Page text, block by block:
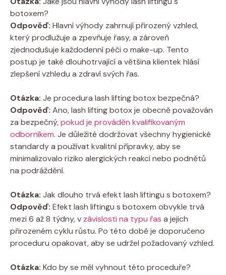
botoxem?
Odpověď: Hlavní výhody zahrnují přirozený vzhled,
který prodlužuje a zpevňuje řasy, a zároveň
zjednodušuje každodenní péči o make-up. Tento
postup je také dlouhotrvající a většina klientek hlásí
zlepšení vzhledu a zdraví svých řas.
Otázka: Je procedura lash lifting botox bezpečná?
Odpověď: Ano, lash lifting botox je obecně považován
za bezpečný,pokud je prováděn kvalifikovaným
odborníkem. Je důležité dodržovat všechny hygienické
standardy a používat kvalitní přípravky, aby se
minimalizovalo riziko alergických reakcí nebo podnětů
na podráždění.
Otázka: Jak dlouho trvá efekt lash liftingu s botoxem?
Odpověď: Efekt lash liftingu s botoxem obvykle trvá
mezi 6 až 8 týdny, v závislosti na typu řas a jejich
přirozeném cyklu růstu. Po této době je doporučeno
proceduru opakovat, aby se udržel požadovaný vzhled.
Otázka: Kdo by se měl vyhnout této proceduře?